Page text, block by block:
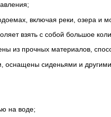
включая реки, озера и
взять с собой большое
из прочных материалов,
оснащены сиденьями и
на воде;